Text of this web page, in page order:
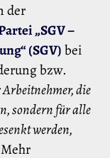
der
„SGV –
(SGV)bei
bzw.
die
sondern für alle
werden,
Mehr